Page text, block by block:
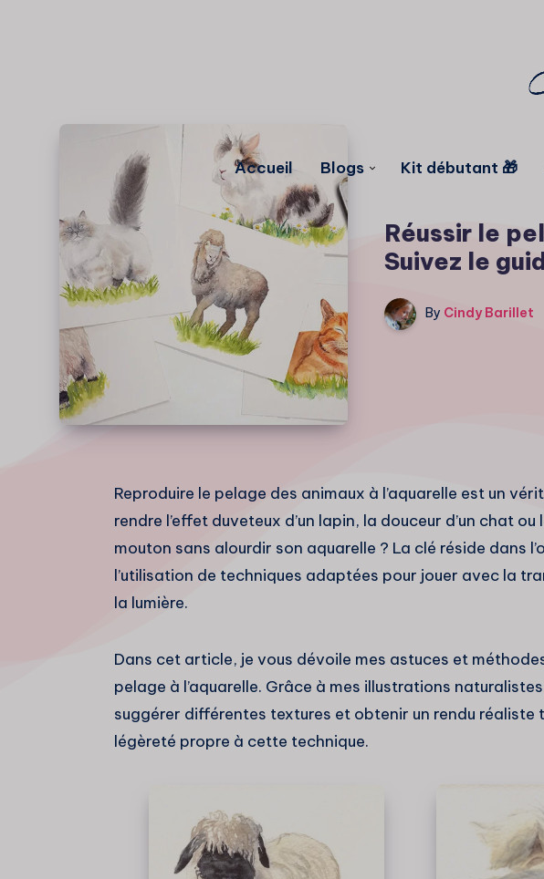
Accueil Blogs Kit débutant 🎁
Réussir le
Suivez le
By Cindy Barillet
Reproduire le pelage des animaux à l’aquarelle est un
rendre l’effet duveteux d’un lapin, la douceur d’un chat ou
mouton sans alourdir son aquarelle ? La clé réside dans
l’utilisation de techniques adaptées pour jouer avec la
la lumière.
Dans cet article, je vous dévoile mes astuces et
pelage à l’aquarelle. Grâce à mes illustrations
suggérer différentes textures et obtenir un rendu réaliste
légèreté propre à cette technique.